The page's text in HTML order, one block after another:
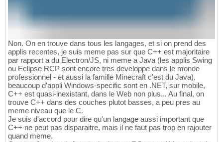
Non. On en trouve dans tous les langages, et si on prend des
applis recentes, je suis meme pas sur que C++ est majoritaire
par rapport a du Electron/JS, ni meme a Java (les applis Swing
ou Eclipse RCP sont encore tres developpe dans le monde
professionnel - et aussi la famille Minecraft c'est du Java),
beaucoup d'appli Windows-specific sont en .NET, sur mobile,
C++ est quasi-inexistant, dans le Web non plus... Au final, on
trouve C++ dans des couches plutot basses, a peu pres au
meme niveau que le C.
Je suis d'accord pour dire qu'un langage aussi important que
C++ ne peut pas disparaitre, mais il ne faut pas trop en rajouter
quand meme.